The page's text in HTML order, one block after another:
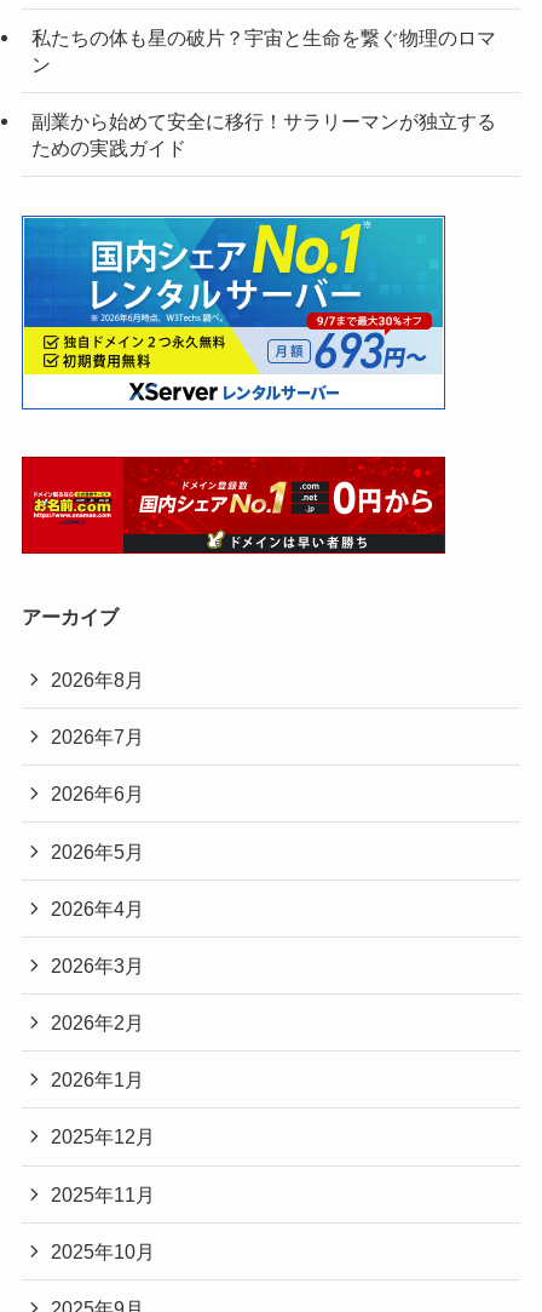
私たちの体も星の破片？宇宙と生命を繋ぐ物理のロマ
ン
副業から始めて安全に移行！サラリーマンが独立する
ための実践ガイド
アーカイブ
2026年8月
2026年7月
2026年6月
2026年5月
2026年4月
2026年3月
2026年2月
2026年1月
2025年12月
2025年11月
2025年10月